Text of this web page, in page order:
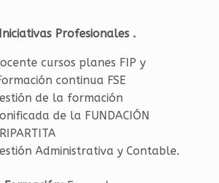
Profesionales .
cursos planes FIP y
continua FSE
de la formación
de la FUNDACIÓN
Administrativa y Contable.